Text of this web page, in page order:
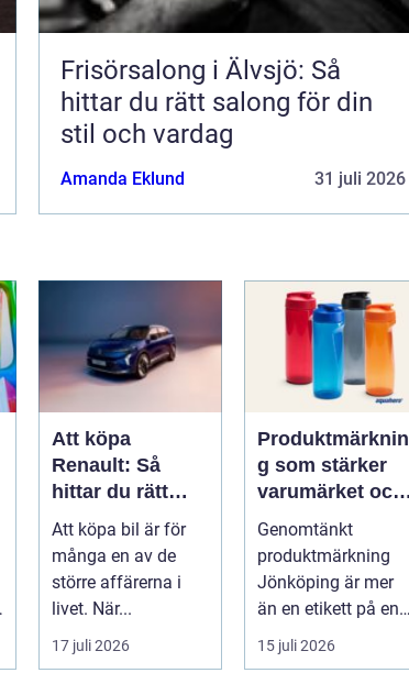
Frisörsalong i Älvsjö: Så
hittar du rätt salong för din
stil och vardag
Amanda Eklund 31 juli 2026
Att köpa
Renault: Så
hittar du rätt
modell för din
vardag
Att köpa bil är för
många en av de
större affärerna i
livet. När...
17 juli 2026
Produktmärknin
g som stärker
varumärket och
förenklar
vardagen
Genomtänkt
produktmärkning
Jönköping är mer
än en etikett på en
15 juli 2026